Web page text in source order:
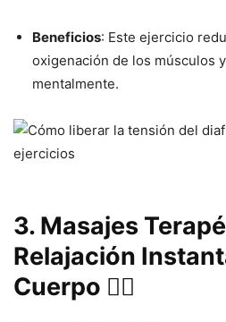
Beneficios: Este ejercicio
oxigenación de los músculos
mentalmente.
3. Masajes
Relajación
Cuerpo 💆‍♀️